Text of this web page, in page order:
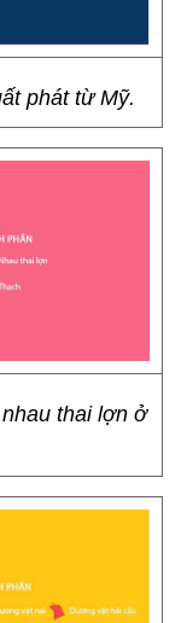
phát từ Mỹ.
thai lợn ở